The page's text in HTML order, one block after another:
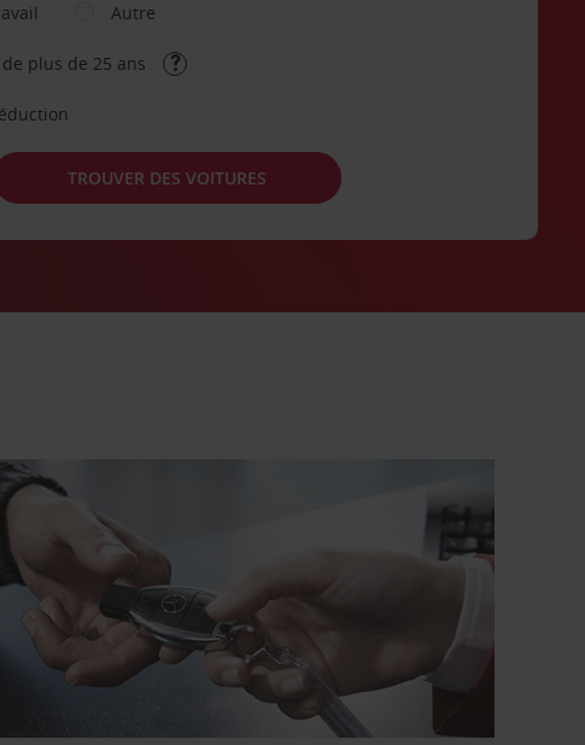
Autre
plus de 25 ans
TROUVER DES VOITURES